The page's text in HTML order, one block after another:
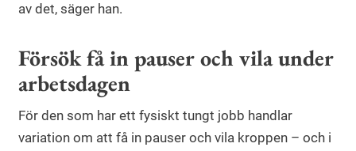
av det, säger han.
Försök få in pauser och vila under
arbetsdagen
För den som har ett fysiskt tungt jobb handlar
variation om att få in pauser och vila kroppen – och i